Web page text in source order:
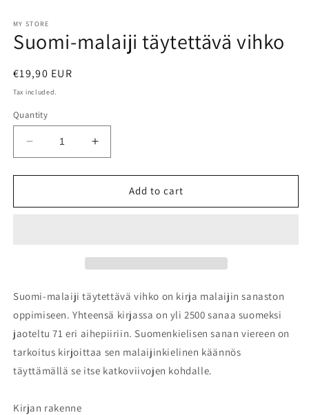
MY STORE
Suomi-malaiji täytettävä vihko
Regular
price
€19,90 EUR
Tax included.
Quantity
Decrease
quantity
for
malaiji
Increase
quantity
for
Suomi-
malaiji
Add to cart
Suomi-malaiji täytettävä vihko on kirja malaijin sanaston
oppimiseen. Yhteensä kirjassa on yli 2500 sanaa suomeksi
jaoteltu 71 eri aihepiiriin. Suomenkielisen sanan viereen on
tarkoitus kirjoittaa sen malaijinkielinen käännös
täyttämällä se itse katkoviivojen kohdalle.
Kirjan rakenne